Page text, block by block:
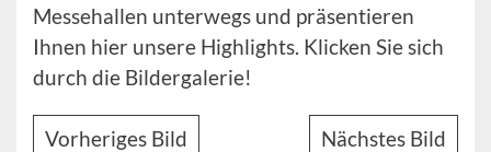
Messehallen unterwegs und präsentieren
Ihnen hier unsere Highlights. Klicken Sie sich
durch die Bildergalerie!
Vorheriges Bild Nächstes Bild